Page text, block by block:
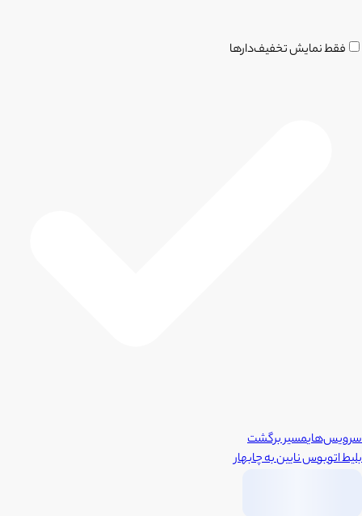
فقط نمایش تخفیف‌دارها
سرویس‌هایمسیر برگشت
بلیط اتوبوسنایینبهچابهار